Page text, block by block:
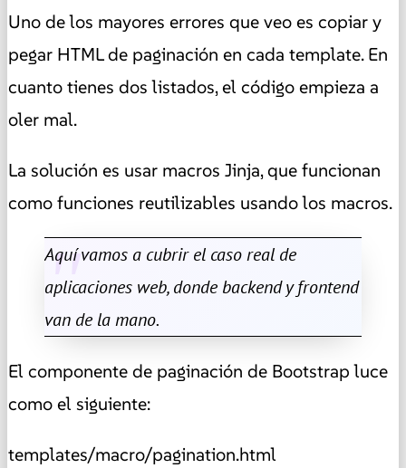
Uno de los mayores errores que veo es copiar y
pegar HTML de paginación en cada template. En
cuanto tienes dos listados, el código empieza a
oler mal.
La solución es usar macros Jinja, que funcionan
como funciones reutilizables usando los macros.
Aquí vamos a cubrir el caso real de
aplicaciones web, donde backend y frontend
van de la mano.
El componente de paginación de Bootstrap luce
como el siguiente:
templates/macro/pagination.html